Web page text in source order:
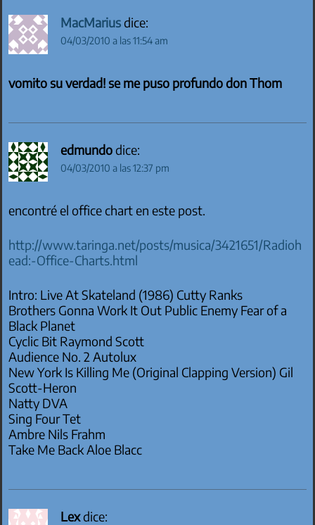
MacMariusdice:
04/03/2010 a las 11:54 am
vomito su verdad! se me puso profundo don Thom
edmundodice:
04/03/2010 a las 12:37 pm
encontré el office chart en este post.
http://www.taringa.net/posts/musica/3421651/Radioh
ead:-Office-Charts.html
Intro: Live At Skateland (1986) Cutty Ranks
Brothers Gonna Work It Out Public Enemy Fear of a
Black Planet
Cyclic Bit Raymond Scott
Audience No. 2 Autolux
New York Is Killing Me (Original Clapping Version) Gil
Scott-Heron
Natty DVA
Sing Four Tet
Ambre Nils Frahm
Take Me Back Aloe Blacc
Lexdice: